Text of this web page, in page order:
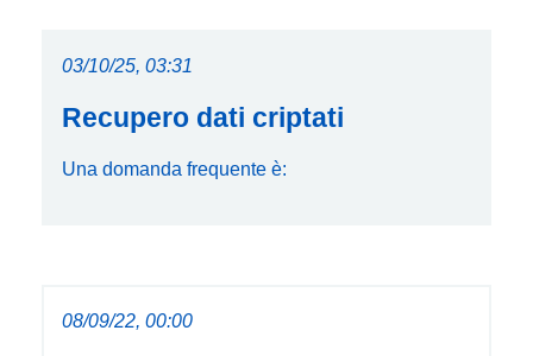
03/10/25, 03:31
Recupero dati criptati
Una domanda frequente è:
08/09/22, 00:00